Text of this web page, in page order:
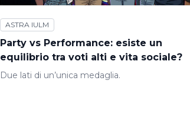
ASTRA IULM
Party vs Performance: esiste un
equilibrio tra voti alti e vita sociale?
Due lati di un’unica medaglia.